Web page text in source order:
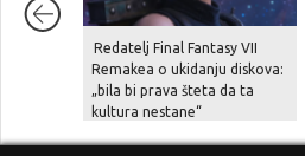
Redatelj Final Fantasy VII
Remakea o ukidanju diskova:
„bila bi prava šteta da ta
kultura nestane“